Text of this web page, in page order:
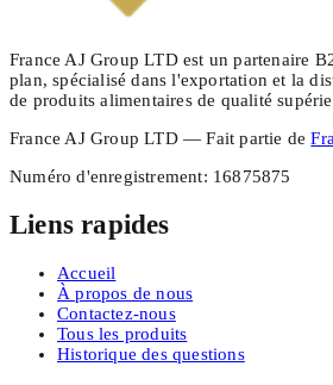
France AJ Group LTD est un partenaire
plan, spécialisé dans l'exportation et la
de produits alimentaires de qualité
France AJ Group LTD — Fait partie de
Numéro d'enregistrement: 16875875
Liens rapides
Accueil
À propos de nous
Contactez-nous
Tous les produits
Historique des questions